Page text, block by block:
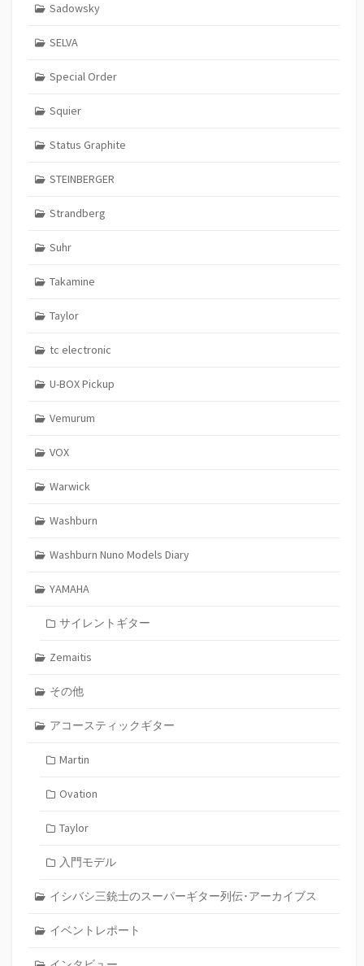
Sadowsky
SELVA
Special Order
Squier
Status Graphite
STEINBERGER
Strandberg
Suhr
Takamine
Taylor
tc electronic
U-BOX Pickup
Vemurum
VOX
Warwick
Washburn
Washburn Nuno Models Diary
YAMAHA
サイレントギター
Zemaitis
その他
アコースティックギター
Martin
Ovation
Taylor
入門モデル
イシバシ三銃士のスーパーギター列伝･アーカイブス
イベントレポート